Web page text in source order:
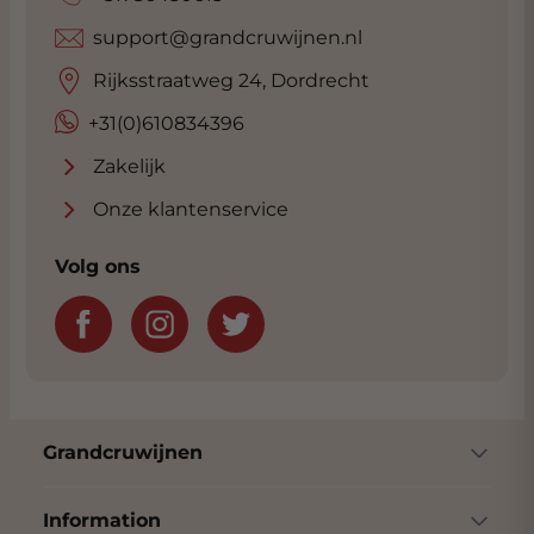
+31(0)610834396
support@grandcruwijnen.nl
Rijksstraatweg 24, Dordrecht
Zakelijk
Onze klantenservice
Volg ons
Grandcruwijnen
Information